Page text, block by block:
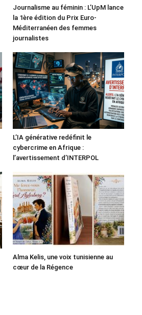
Journalisme au féminin : L’UpM lance
la 1ère édition du Prix Euro-
Méditerranéen des femmes
journalistes
L’IA générative redéfinit le
cybercrime en Afrique :
l’avertissement d’INTERPOL
Alma Kelis, une voix tunisienne au
cœur de la Régence